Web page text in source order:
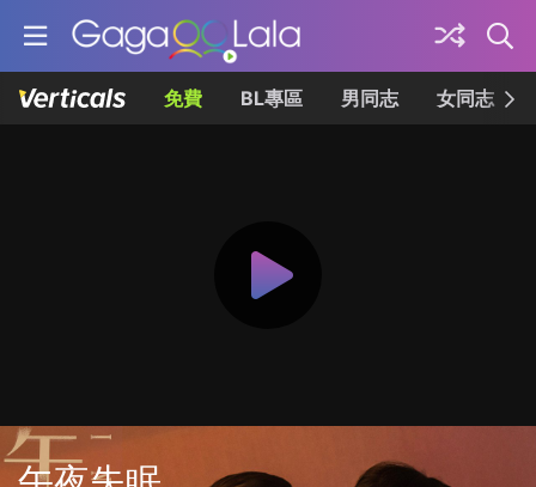
免費 BL專區 男同志 女同志